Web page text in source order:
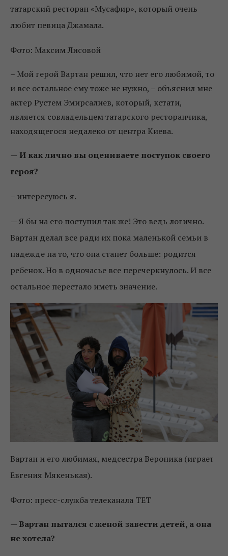
татарский ресторан «Мусафир», который очень
любит певица Джамала.
Фото: Максим Лисовой
– Мой герой Вартан решил, что нет его любимой, то
и все остальное ему тоже не нужно, – объяснил мне
актер Рустем Эмирсалиев, который, кстати,
является совладельцем татарского ресторанчика,
находящегося недалеко от центра Киева.
— И как лично вы оцениваете поступок своего
героя?
– интересуюсь я.
—Я бы на его поступил так же! Это ведь логично.
Вартан делал все ради их пока маленькой семьи в
надежде на то, что она станет больше: родится
ребенок. Но в одночасье все перечеркнулось. И все
остальное перестало иметь значение.
Вартан и его любимая, медсестра Вероника (играет
Евгения Мякенькая).
Фото: пресс-служба телеканала ТЕТ
— Вартан пытался с женой завести детей, а она
не хотела?